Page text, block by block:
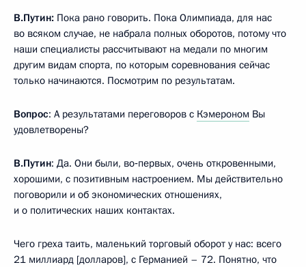
В.Путин: Пока рано говорить. Пока Олимпиада, для нас
во всяком случае, не набрала полных оборотов, потому что
наши специалисты рассчитывают на медали по многим
другим видам спорта, по которым соревнования сейчас
только начинаются. Посмотрим по результатам.
Вопрос: А результатами переговоров с Кэмероном Вы
удовлетворены?
В.Путин: Да. Они были, во‑первых, очень откровенными,
хорошими, с позитивным настроением. Мы действительно
поговорили и об экономических отношениях,
и о политических наших контактах.
Чего греха таить, маленький торговый оборот у нас: всего
21 миллиард [долларов], с Германией – 72. Понятно, что